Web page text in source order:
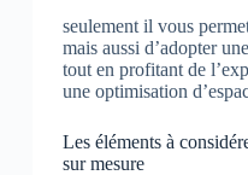
seulement il vous
mais aussi d’adopter
tout en profitant de
une optimisation
Les éléments à
sur mesure